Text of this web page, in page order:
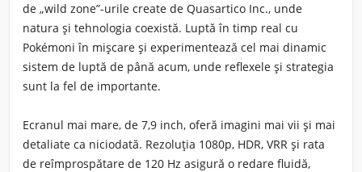
de „wild zone”-urile create de Quasartico Inc., unde
natura și tehnologia coexistă. Luptă în timp real cu
Pokémoni în mișcare și experimentează cel mai dinamic
sistem de luptă de până acum, unde reflexele și strategia
sunt la fel de importante.
Ecranul mai mare, de 7,9 inch, oferă imagini mai vii și mai
detaliate ca niciodată. Rezoluția 1080p, HDR, VRR și rata
de reîmprospătare de 120 Hz asigură o redare fluidă,